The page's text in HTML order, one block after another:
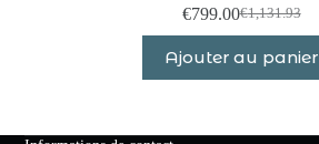
€1,131.93
Le
prix
initial
était :
€799.00Le
prix
actuel
est :
Ajouter au panier